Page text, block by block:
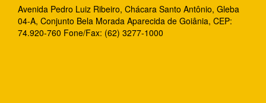
Avenida Pedro Luiz Ribeiro, Chácara Santo Antônio, Gleba
04-A, Conjunto Bela Morada Aparecida de Goiânia, CEP:
74.920-760 Fone/Fax: (62) 3277-1000